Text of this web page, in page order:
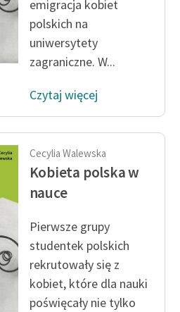
emigracja kobiet
polskich na
uniwersytety
zagraniczne. W...
Czytaj więcej
Cecylia Walewska
Kobieta polska w
nauce
Pierwsze grupy
studentek polskich
rekrutowały się z
kobiet, które dla nauki
poświęcały nie tylko